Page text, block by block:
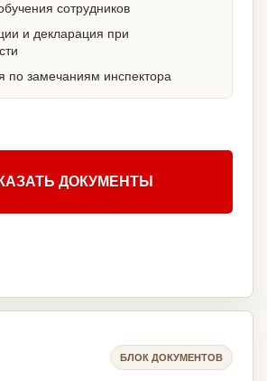
сотрудников
и декларация при
по замечаниям инспектора
ДОКУМЕНТЫ
БЛОК ДОКУМЕНТОВ